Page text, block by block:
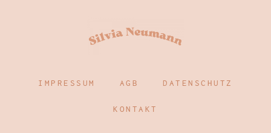
IMPRESSUM AGB DATENSCHUTZ
KONTAKT